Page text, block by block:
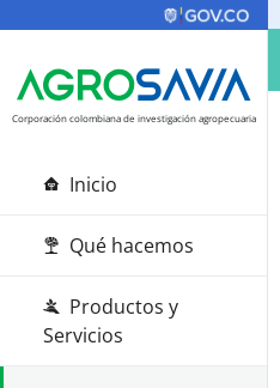
Corporación colombiana de investigación agropecuaria
Inicio
Qué hacemos
Productos y
Servicios